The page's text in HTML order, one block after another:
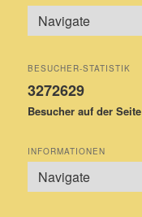
BESUCHER-STATISTIK
3272629
Besucher auf der Seite
INFORMATIONEN